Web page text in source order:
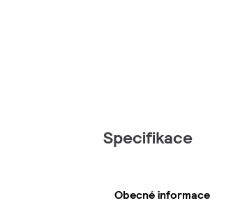
Specifikace
Obecné informace